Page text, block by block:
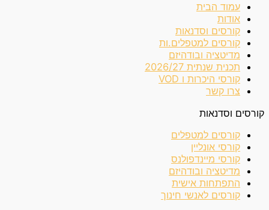
עמוד הבית
אודות
קורסים וסדנאות
קורסים למטפלים.ות
מדיטציה ובודהיזם
תכנית שנתית 2026/27
קורסי היכרות ו VOD
צרו קשר
קורסים וסדנאות
קורסים למטפלים
קורסי אונליין
קורסי מיינדפולנס
מדיטציה ובודהיזם
התפתחות אישית
קורסים לאנשי חינוך